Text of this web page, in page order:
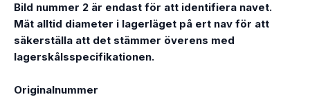
Bild nummer 2 är endast för att identifiera navet.
Mät alltid diameter i lagerläget på ert nav för att
säkerställa att det stämmer överens med
lagerskålsspecifikationen.
Originalnummer